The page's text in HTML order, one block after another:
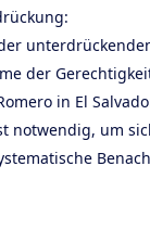
der
in El
notwendig, um